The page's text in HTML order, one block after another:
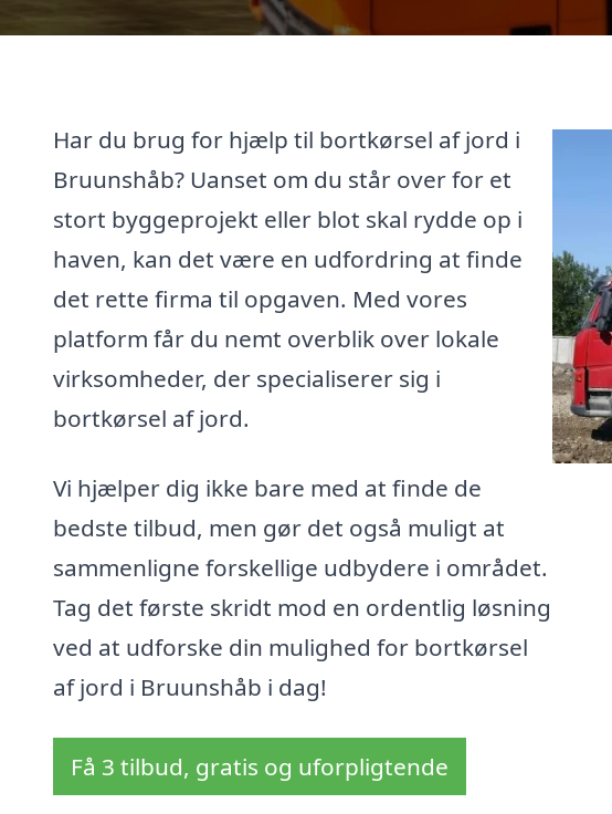
Har du brug for hjælp til bortkørsel af jord i
Bruunshåb? Uanset om du står over for et
stort byggeprojekt eller blot skal rydde op i
haven, kan det være en udfordring at finde
det rette firma til opgaven. Med vores
platform får du nemt overblik over lokale
virksomheder, der specialiserer sig i
bortkørsel af jord.
Vi hjælper dig ikke bare med at finde de
bedste tilbud, men gør det også muligt at
sammenligne forskellige udbydere i området.
Tag det første skridt mod en ordentlig løsning
ved at udforske din mulighed for bortkørsel
af jord i Bruunshåb i dag!
Få 3 tilbud, gratis og uforpligtende